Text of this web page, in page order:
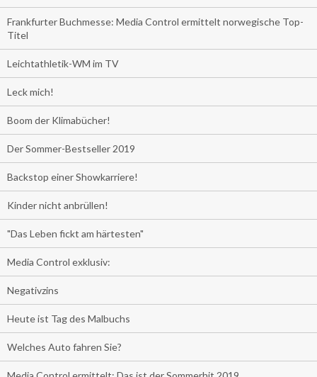
Frankfurter Buchmesse: Media Control ermittelt norwegische Top-
Titel
Leichtathletik-WM im TV
Leck mich!
Boom der Klimabücher!
Der Sommer-Bestseller 2019
Backstop einer Showkarriere!
Kinder nicht anbrüllen!
"Das Leben fickt am härtesten"
Media Control exklusiv:
Negativzins
Heute ist Tag des Malbuchs
Welches Auto fahren Sie?